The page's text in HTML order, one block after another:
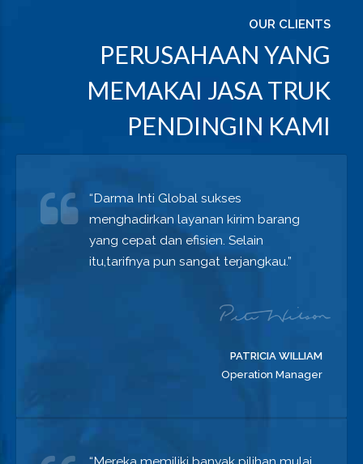
OUR CLIENTS
PERUSAHAAN YANG
MEMAKAI JASA TRUK
PENDINGIN KAMI
“Darma Inti Global sukses
menghadirkan layanan kirim barang
yang cepat dan efisien. Selain
itu,tarifnya pun sangat terjangkau.”
PATRICIA WILLIAM
Operation Manager